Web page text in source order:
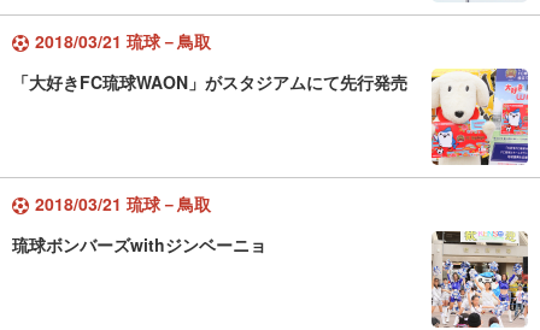
2018/03/21 琉球－鳥取
「大好きFC琉球WAON」がスタジアムにて先行発売
2018/03/21 琉球－鳥取
琉球ボンバーズwithジンベーニョ